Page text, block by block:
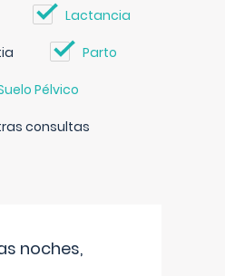
Lactancia
Parto
Pélvico
consultas
noches,